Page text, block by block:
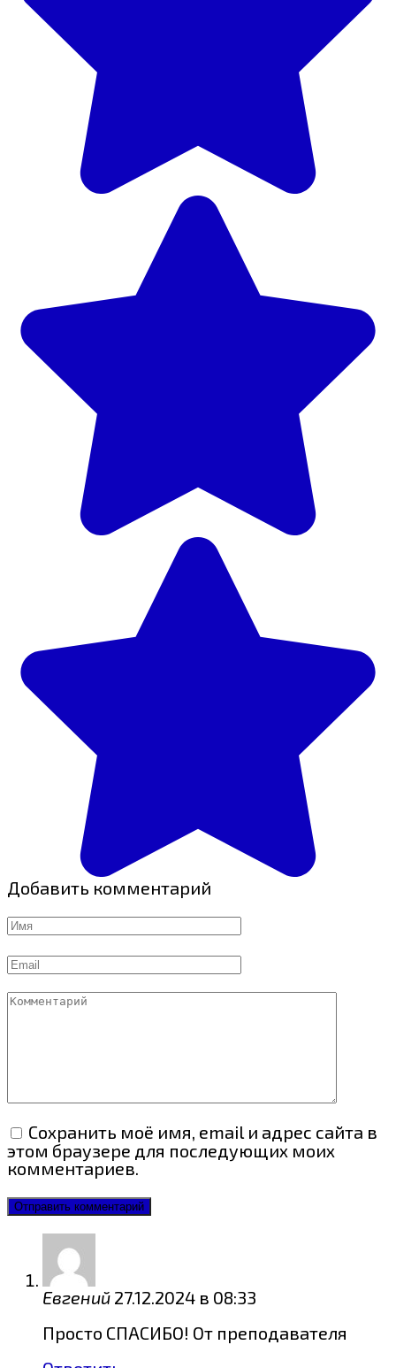
Добавить комментарий
Имя
Email
Комментарий
Сохранить моё имя, email и адрес сайта в
этом браузере для последующих моих
комментариев.
Евгений 27.12.2024 в 08:33
Просто СПАСИБО! От преподавателя